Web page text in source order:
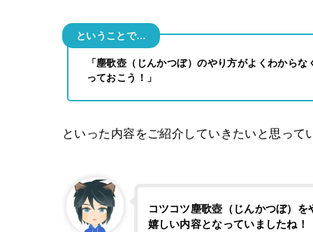
ということで…
「塵歌壺（じんかつぼ）のやり方がよくわから
っておこう！」
といった内容をご紹介していきたいと思って
コツコツ塵歌壺（じんかつぼ）
嬉しい内容となっていましたね！